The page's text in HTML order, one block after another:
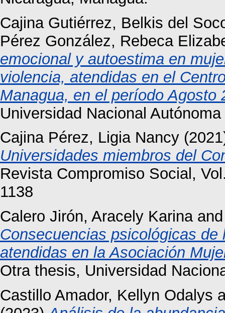
Cajina Gutiérrez, Belkis del
Pérez González, Rebeca
emocional y autoestima en
violencia, atendidas en el
Managua, en el período Agosto
Universidad Nacional
Cajina Pérez, Ligia Nancy
Universidades miembros del
Revista Compromiso Social,
1138
Calero Jirón, Aracely Karina
Consecuencias psicológicas
atendidas en la Asociación
Otra thesis, Universidad
Castillo Amador, Kellyn Odalys